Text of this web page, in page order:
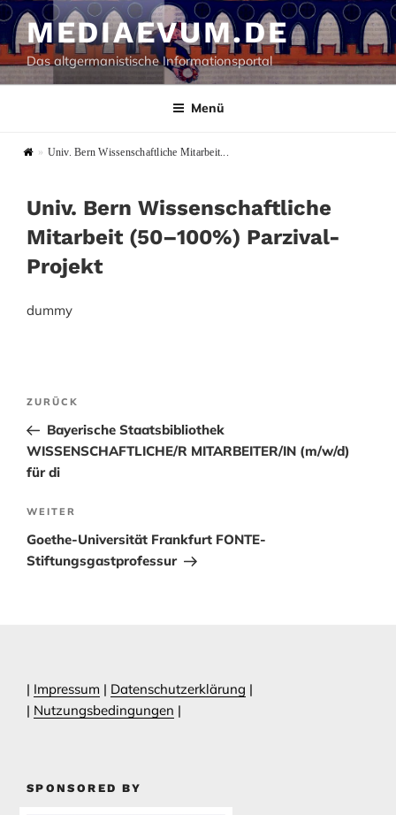
Zum
Inhalt
springen
MEDIAEVUM.DE
Das altgermanistische Informationsportal
Menü
» Univ. Bern Wissenschaftliche Mitarbeit...
Univ. Bern Wissenschaftliche
Mitarbeit (50–100%) Parzival-
Projekt
dummy
Beitragsnavigation
Vorheriger
Beitrag
ZURÜCK
Bayerische Staatsbibliothek
WISSENSCHAFTLICHE/R MITARBEITER/IN (m/w/d)
für di
Nächster
Beitrag
WEITER
Goethe-Universität Frankfurt FONTE-
Stiftungsgastprofessur
| Impressum | Datenschutzerklärung |
| Nutzungsbedingungen |
SPONSORED BY